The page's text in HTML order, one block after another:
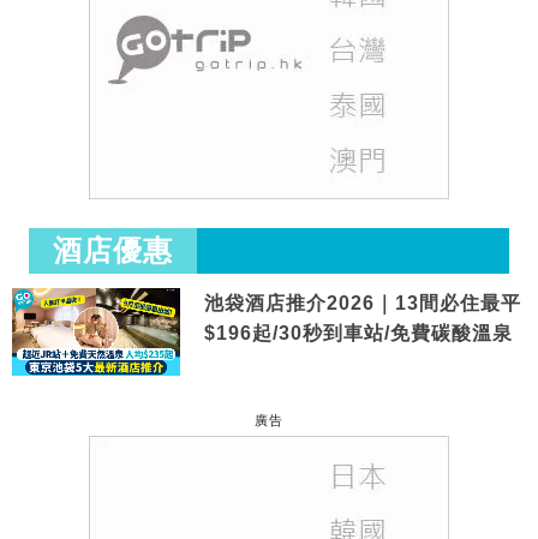
酒店優惠
池袋酒店推介2026｜13間必住最平
$196起/30秒到車站/免費碳酸溫泉
廣告